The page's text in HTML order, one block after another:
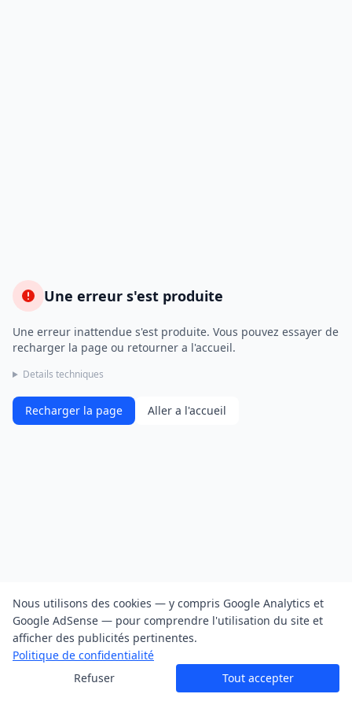
Une erreur s'est produite
Une erreur inattendue s'est produite. Vous pouvez essayer de
recharger la page ou retourner a l'accueil.
Details techniques
Recharger la page Aller a l'accueil
Nous utilisons des cookies — y compris Google Analytics et
Google AdSense — pour comprendre l'utilisation du site et
afficher des publicités pertinentes.
Politique de confidentialité
Refuser
Tout accepter